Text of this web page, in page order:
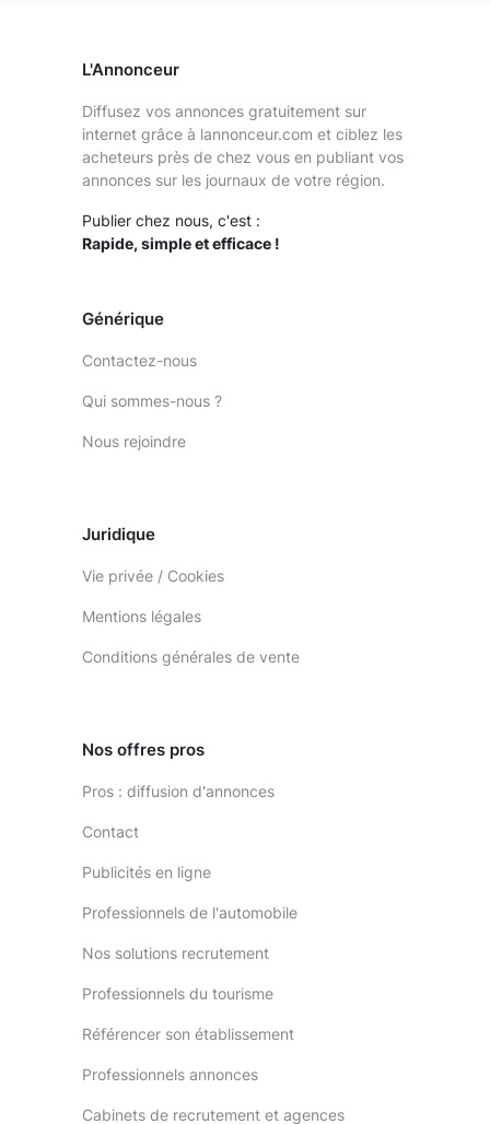
L'Annonceur
Diffusez vos annonces gratuitement sur
internet grâce à lannonceur.com et ciblez les
acheteurs près de chez vous en publiant vos
annonces sur les journaux de votre région.
Publier chez nous, c'est :
Rapide, simple et efficace !
Générique
Contactez-nous
Qui sommes-nous ?
Nous rejoindre
Juridique
Vie privée / Cookies
Mentions légales
Conditions générales de vente
Nos offres pros
Pros : diffusion d'annonces
Contact
Publicités en ligne
Professionnels de l'automobile
Nos solutions recrutement
Professionnels du tourisme
Référencer son établissement
Professionnels annonces
Cabinets de recrutement et agences